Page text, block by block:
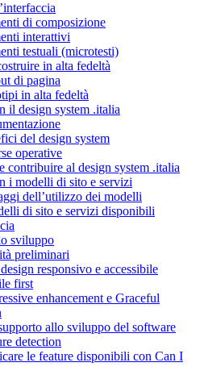
di composizione
interattivi
testuali (microtesti)
in alta fedeltà
di pagina
in alta fedeltà
il design system .italia
del design system
operative
contribuire al design system .italia
i modelli di sito e servizi
dell’utilizzo dei modelli
di sito e servizi disponibili
sviluppo
preliminari
responsivo e accessibile
first
enhancement e Graceful
allo sviluppo del software
detection
le feature disponibili con Can I